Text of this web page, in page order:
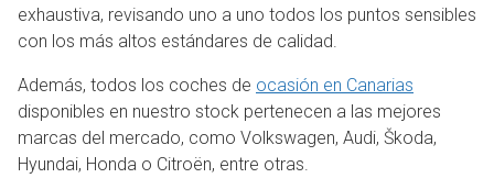
exhaustiva, revisando uno a uno todos los puntos sensibles
con los más altos estándares de calidad.
Además, todos los coches de ocasión en Canarias
disponibles en nuestro stock pertenecen a las mejores
marcas del mercado, como Volkswagen, Audi, Škoda,
Hyundai, Honda o Citroën, entre otras.